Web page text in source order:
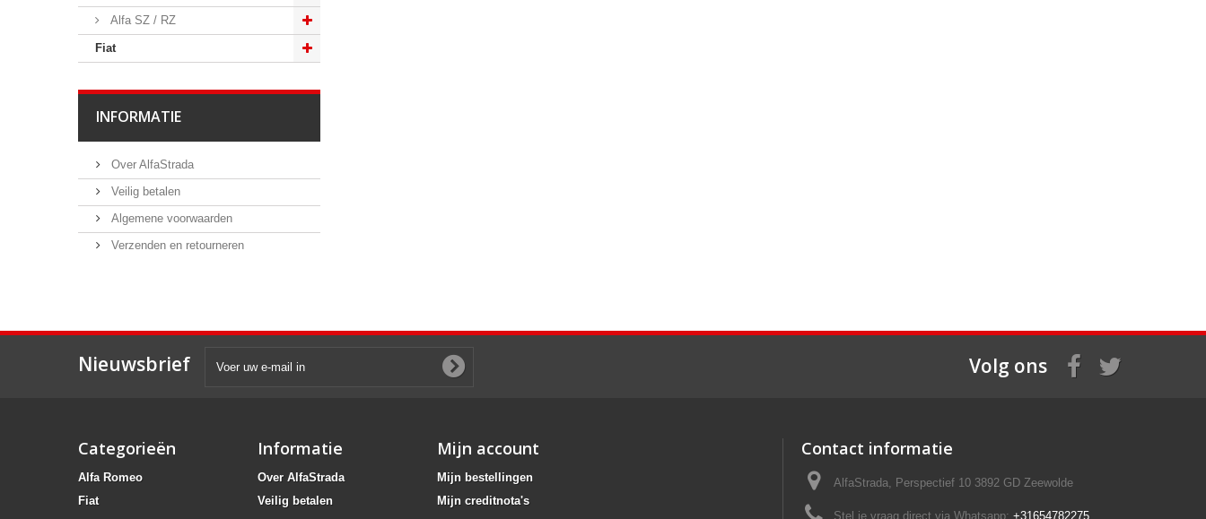
Alfa SZ / RZ
Fiat
INFORMATIE
Over AlfaStrada
Veilig betalen
Algemene voorwaarden
Verzenden en retourneren
Nieuwsbrief Volg ons
Categorieën
Alfa Romeo
Fiat
Informatie
Over AlfaStrada
Veilig betalen
Mijn account
Mijn bestellingen
Mijn creditnota's
Contact informatie
AlfaStrada, Perspectief 10 3892 GD Zeewolde
Stel je vraag direct via Whatsapp: +31654782275